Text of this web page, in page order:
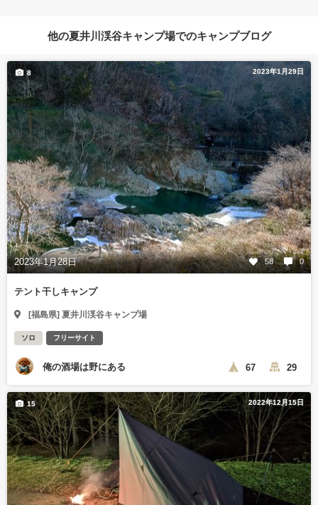
他の夏井川渓谷キャンプ場でのキャンプブログ
2023年1月29日
2023年1月28日 58 0
8
テント干しキャンプ
[福島県] 夏井川渓谷キャンプ場
ソロ フリーサイト
俺の酒場は野にある 67 29
2022年12月15日
15